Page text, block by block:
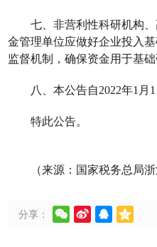
七、非营利性科研机构
金管理单位应做好企业投入
监督机制，确保资金用于基
八、本公告自2022年1月1
特此公告。
（来源：国家税务总局
分享：    